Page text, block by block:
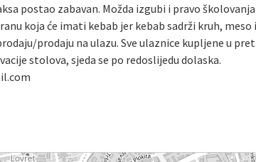
postao zabavan. Možda izgubi i pravo
koja će imati kebab jer kebab sadrži kruh,
prodaju na ulazu. Sve ulaznice kupljene u
stolova, sjeda se po redoslijedu dolaska.